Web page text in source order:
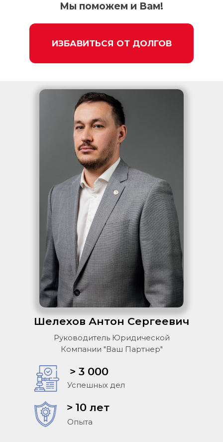
ИЗБАВИТЬСЯ ОТ ДОЛГОВ
Мы поможем и Вам!
> 3 000
Успешных дел
Шелехов Антон Сергеевич
Руководитель Юридической
Компании "Ваш Партнер"
Опыта
> 10 лет